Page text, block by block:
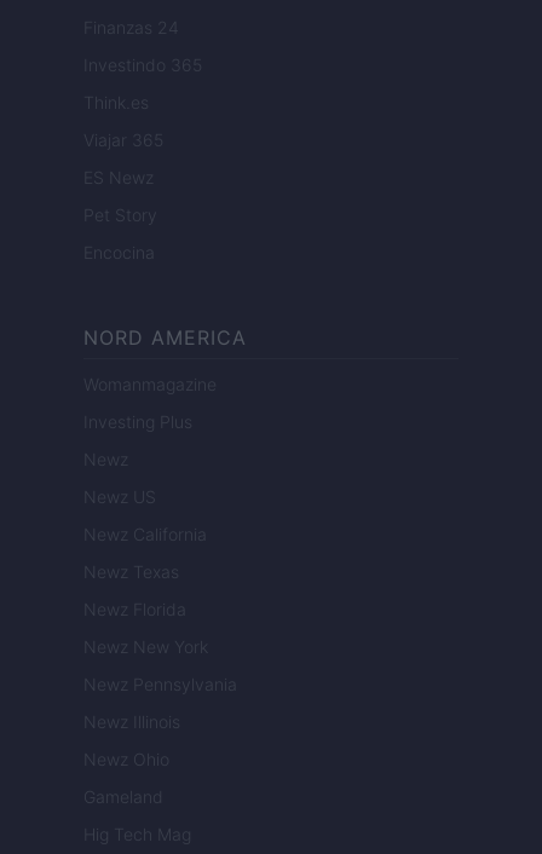
Finanzas 24
Investindo 365
Think.es
Viajar 365
ES Newz
Pet Story
Encocina
NORD AMERICA
Womanmagazine
Investing Plus
Newz
Newz US
Newz California
Newz Texas
Newz Florida
Newz New York
Newz Pennsylvania
Newz Illinois
Newz Ohio
Gameland
Hig Tech Mag